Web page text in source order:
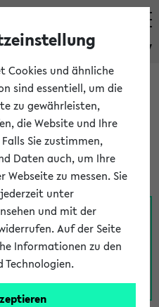
eKVV
Anmeldung am eKVV.
aus:
erstellen und alle weiteren
zu nutzen,
Anmeldung über Ihr Uni
Cookies und ähnliche
sind essentiell, um die
zu gewährleisten,
die Website und Ihre
Sie zustimmen,
Daten auch, um Ihre
zu messen. Sie
unter
und mit der
Auf der Seite
Informationen zu den
Technologien.